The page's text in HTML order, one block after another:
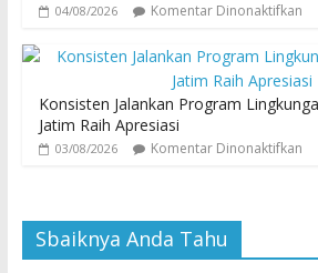
04/08/2026 Komentar Dinonaktifkan
Konsisten Jalankan Program
Jatim Raih Apresiasi
03/08/2026 Komentar Dinonaktifkan
Sbaiknya Anda Tahu